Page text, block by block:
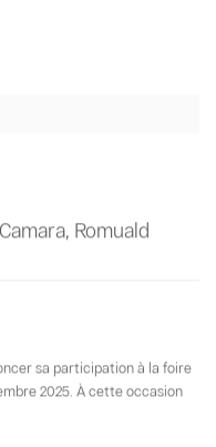
Romuald
sa participation à la foire
2025. À cette occasion